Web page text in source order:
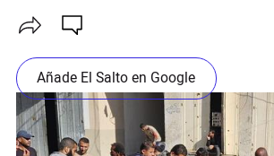
Añade El Salto en Google